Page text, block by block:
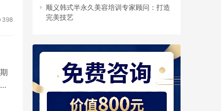
398
顺义韩式半永久美容培训专家顾问：打造
完美技艺